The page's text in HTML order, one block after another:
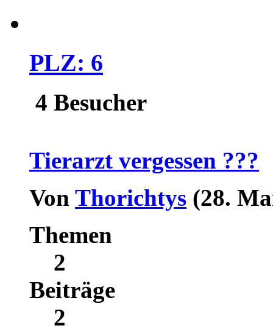
PLZ: 6
4 Besucher
Tierarzt vergessen ???
Von Thorichtys (28.
Themen
2
Beiträge
2